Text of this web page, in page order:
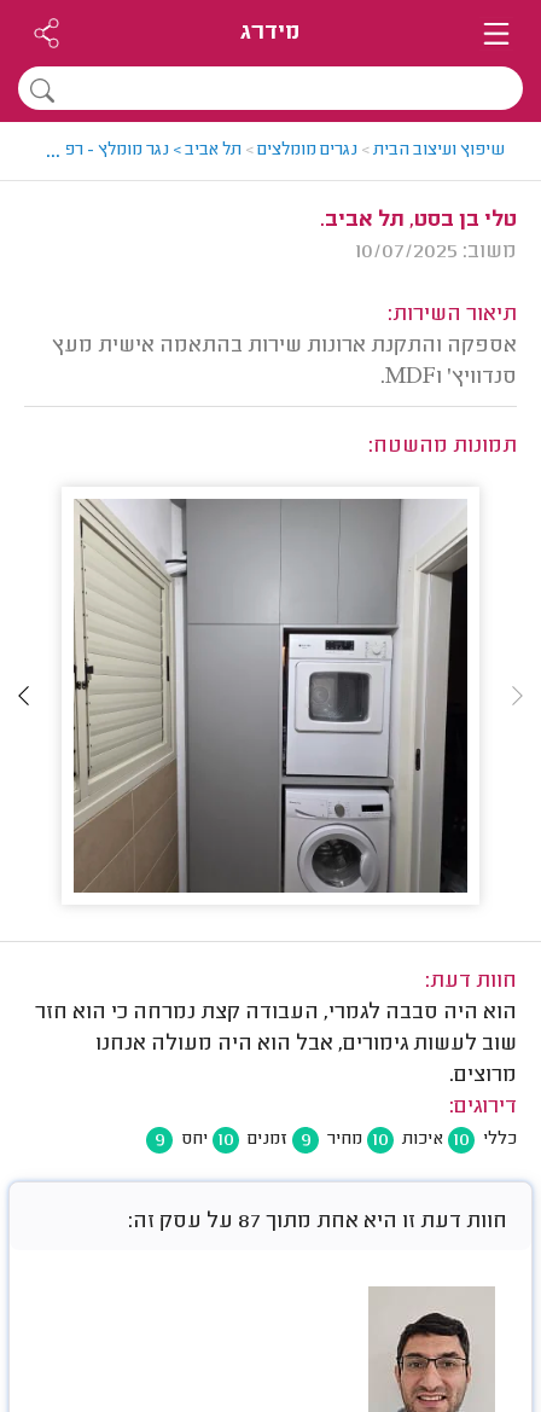
מידרג
שיפוץ ועיצוב הבית> נגרים מומלצים> תל אביב > נגר מומלץ - רפאל
...
טלי בן בסט, תל אביב.
משוב: 10/07/2025
תיאור השירות:
אספקה והתקנת ארונות שירות בהתאמה אישית מעץ
סנדוויץ' וMDF.
תמונות מהשטח:
חוות דעת:
הוא היה סבבה לגמרי, העבודה קצת נמרחה כי הוא חזר
שוב לעשות גימורים, אבל הוא היה מעולה אנחנו
מרוצים.
דירוגים:
כללי 10 איכות 10 מחיר 9 זמנים 10 יחס 9
חוות דעת זו היא אחת מתוך 87 על עסק זה: